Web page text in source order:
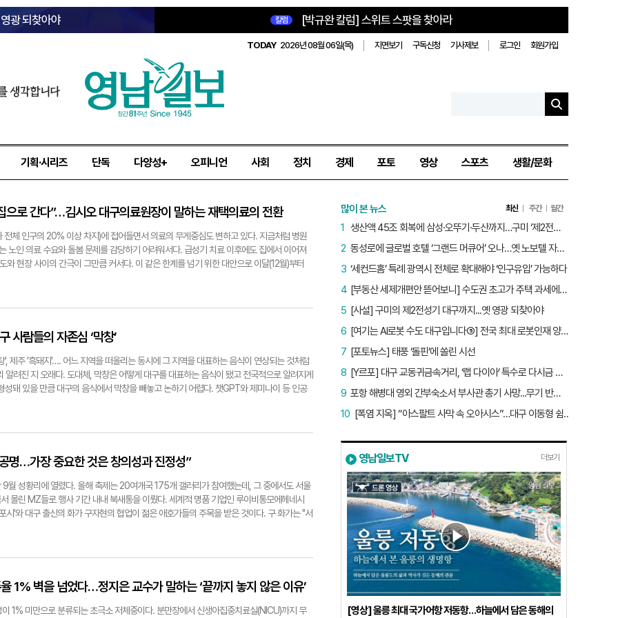
광 되찾아야 칼럼 [박규완 칼럼] 스위트 스팟을 찾아라
TODAY 2026년 08월 06일(목) 지면보기 구독신청 기사제보 로그인 회원가입
생각합니다
기획·시리즈 단독 다양성+ 오피니언 사회 정치 경제 포토 영상 스포츠 생활/문화
로 간다”…김시오 대구의료원장이 말하는 재택의료의 전환
체 인구의 20% 이상 차지)에 접어들면서 의료의 무게중심도 변하고 있다. 지금처럼 병원
노인 의료 수요와 돌봄 문제를 감당하기 어려워서다. 급성기 치료 이후에도 집에서 이어져
와 현장 사이의 간극이 그만큼 커서다. 이 같은 한계를 넘기 위한 대안으로 이달(12월)부터
격 시작됐다. 병원이 환자를 기다리는 대신, 의료진이 직접 가정으로 찾아가는 방식이다. 특
은 김 의료원장과의 일문일답. ▶장기요양 재택의료센터 시범사업에 참여하게 된 계기는. "대
지만, 대구의료원은 그 이전인 2023년부터 노인의료 수요 증가에 대비해 요양시설 방문진
장에서 느낀 문제는 명약관화했다. 의료 수요가 높은 어르신들이 병원이나 요양병원 중심의
탓이다. 특히 노인장기요양보험 수급자 중 재가급여 대상자가 시설급여 대상자보다 훨씬
위한 의료서비스는 상대적으로 취약했다. 이러한 상황에서 장기요양 재택의료센터 시범사
제였다. 지역 노인의료에 대한 책임을 실질적으로 수행하기 위한 중요한 전환점이라고 판
료센터는 이러한 구조 속에서 퇴원 이후에도 의료의 연속성을 유지하고, 어르신들이 가능
록 지원하는 역할을 수행한다는 점에서 지역 의료체계에 중요한 의미를 갖는다." ▶'환자가
는 구조로의 전환'이라는 평가를 어떻게 보는가. "재택의료센터의 주요 대상은 거동이 불편
료 수요가 높음에도 거동이 어려워 적절한 진료를 받지 못하는 경우가 많았다. 결국 요양병
았다. 이러한 흐름을 바꾸기 위해선 의료진이 직접 가정으로 찾아가는 방식이 필요하다. 익
있도록 지원하는 '에이징 인 플레이스'는 초고령사회에서 반드시 정착돼야 할 새로운 의료·
료기관으로서 지역사회 유관기관들과 이미 구축한 협력체계를 토대로 대상자별 맞춤형 연
." ▶의사·간호사·사회복지사·물리치료사가 함께하는 다학제 팀을 통해 기대하는 효과는. "거
는 이동이다. 외래 진료를 받기 위해 보호자와 함께 병원을 오가는 과정은 신체적·정서적으
람들의 자존심 ‘막창’
', 제주 '흑돼지'…. 어느 지역을 떠올리는 동시에 그 지역을 대표하는 음식이 연상되는 것처럼
알려진 지 오래다. 도대체, 막창은 어떻게 대구를 대표하는 음식이 됐고 전국적으로 알려지게
성돼 있을 만큼 대구의 음식에서 막창을 빼놓고 논하기 어렵다. 챗GPT와 제미나이 등 인공
식을 '막창'이라 할 만큼 막창은 대구 사람들의 소울푸드로 꼽힌다. ◆ '대구=막창'이 된 배경
가 자리잡은 이유가 됐다. 대구 인근 영천 등에 도축장이 있었고 고기 보다는 비교적 저렴
았다. 전국적으로 무더운 날씨로 알려져 있는 대구의 기후적 특성도 막창을 즐겨 먹게 된 이
더위로 지친 기력을 보충하기 위해 영양가 높은 음식을 선호하게 됐던 것. 대구 지역만의 차
막창을 삶지 않고 바로 숯불에 구워내는 방식이다. 겉은 바삭하고 속은 고소한 식감이 살아
히 차이를 보이면서 유명세를 타게 된 것으로 보인다. 막창을 주제로 한 축제가 열리고, 안지
둘 생겨나기 시작하면서 '대구에 가면 막창을 먹어야한다'는 이미지가 전국적으로 굳어졌다.
은 입속에서 씹을수록 특유의 고소함으로 이어진다. 씹을수록 고소한 맛이 오래가고 풍미도
어도 입안을 가득채우고 두툼하고 탄력있는 식감을 강조한다. 막창의 느끼함을 잡아주는
달큰, 매콤, 새콤한 막창장은 오로지 막창을 위한, 막창의 맛을 한 껏 끌어올려주기 위해 존재
명…가장 중요한 것은 창의성과 진정성”
9월 성황리에 열렸다. 올해 축제는 20여개국 175개 갤러리가 참여했는데, 그 중에서도 서울
몰린 MZ들로 행사 기간 내내 북새통을 이뤘다. 세계적 명품 기업인 루이비통모에헤네시
시'와 대구 출신의 화가 구자현의 협업이 젊은 애호가들의 주목을 받은 것이다. 구 화가는 "서
을 이루는 흔치 않은 전시회였다. 회화와 주얼리가 서로 영향을 주고받으며 빚어내는 미묘
채색하는데, 세밀한 묘사력과 정밀한 선 표현이 가능한 반면 수정이 어려워 숙련된 기술이
하는 재료는 화폐와 장신구 등으로 이용되는 '금'이다. 두께가 0.001mm 안팎의 아주 얇은
의 몰입과 정교함을 요구하는 작업은 약간의 정전기나 바람만 불어도 와르르 무너져 버릴
1% 벽을 넘었다…정지은 교수가 말하는 ‘끝까지 놓지 않은 이유’
1% 미만으로 분류되는 초극소 저체중이다. 분만장에서 신생아집중치료실(NICU)까지 무
많이 본 뉴스 최신 주간 월간
생산액 45조 회복에 삼성·오뚜기·두산까지…구미 ‘제2전성기’ 시작됐다
1
동성로에 글로벌 호텔 ‘그랜드 머큐어’ 오나…옛 노보텔 자리 사무실 개설
2
‘세컨드홈’ 특례 광역시 전체로 확대해야 ‘인구유입’ 가능하다
3
[부동산 세제개편안 뜯어보니] 수도권 초고가 주택 과세에만 초점…침체된 지방 부동산 대책은 없다
4
[사설] 구미의 제2전성기 대구까지...옛 영광 되찾아야
5
[여기는 AI로봇 수도 대구입니다⑤] 전국 최대 로봇인재 양성소…“대구산업 맞춤형 교육과정 만들자”
6
[포토뉴스] 태풍 ‘돌핀’에 쏠린 시선
7
[Y르포] 대구 교동귀금속거리, ‘랩 다이아’ 특수로 다시금 활기…“반짝 인기 의존 않는 지속 가능 성장 동력 마련해야”
8
포항 해병대 영외 간부숙소서 부사관 총기 사망...무기 반출 비상
9
[폭염 지옥] “아스팔트 사막 속 오아시스”…대구 이동형 쉼터 버스 ‘북적’, 지하철역도 ‘바글’
10
영남일보TV 더보기
[영상] 울릉 최대 국가어항 저동항…하늘에서 담은 동해의